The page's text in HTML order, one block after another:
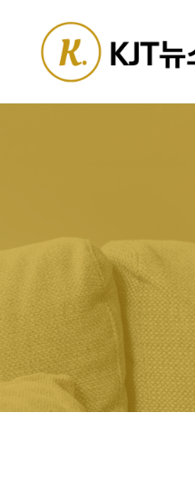
content